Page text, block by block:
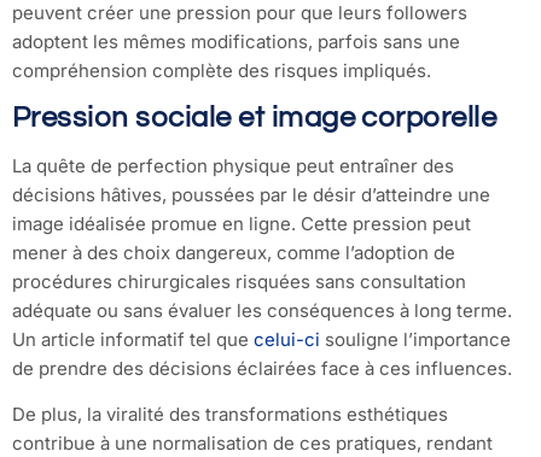
peuvent créer une pression pour que leurs followers
adoptent les mêmes modifications, parfois sans une
compréhension complète des risques impliqués.
Pression sociale et image corporelle
La quête de perfection physique peut entraîner des
décisions hâtives, poussées par le désir d’atteindre une
image idéalisée promue en ligne. Cette pression peut
mener à des choix dangereux, comme l’adoption de
procédures chirurgicales risquées sans consultation
adéquate ou sans évaluer les conséquences à long terme.
Un article informatif tel que celui-ci souligne l’importance
de prendre des décisions éclairées face à ces influences.
De plus, la viralité des transformations esthétiques
contribue à une normalisation de ces pratiques, rendant